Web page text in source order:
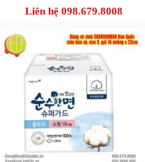
올
Liên hệ 098.679.8008